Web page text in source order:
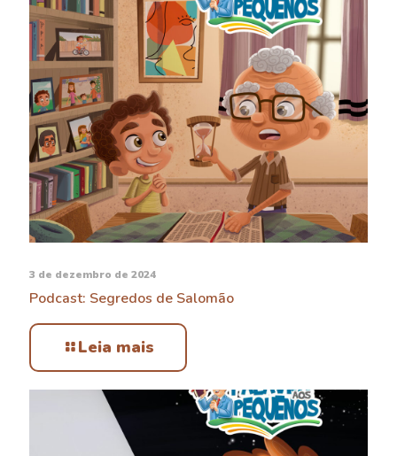
3 de dezembro de 2024
Podcast: Segredos de Salomão
Leia mais